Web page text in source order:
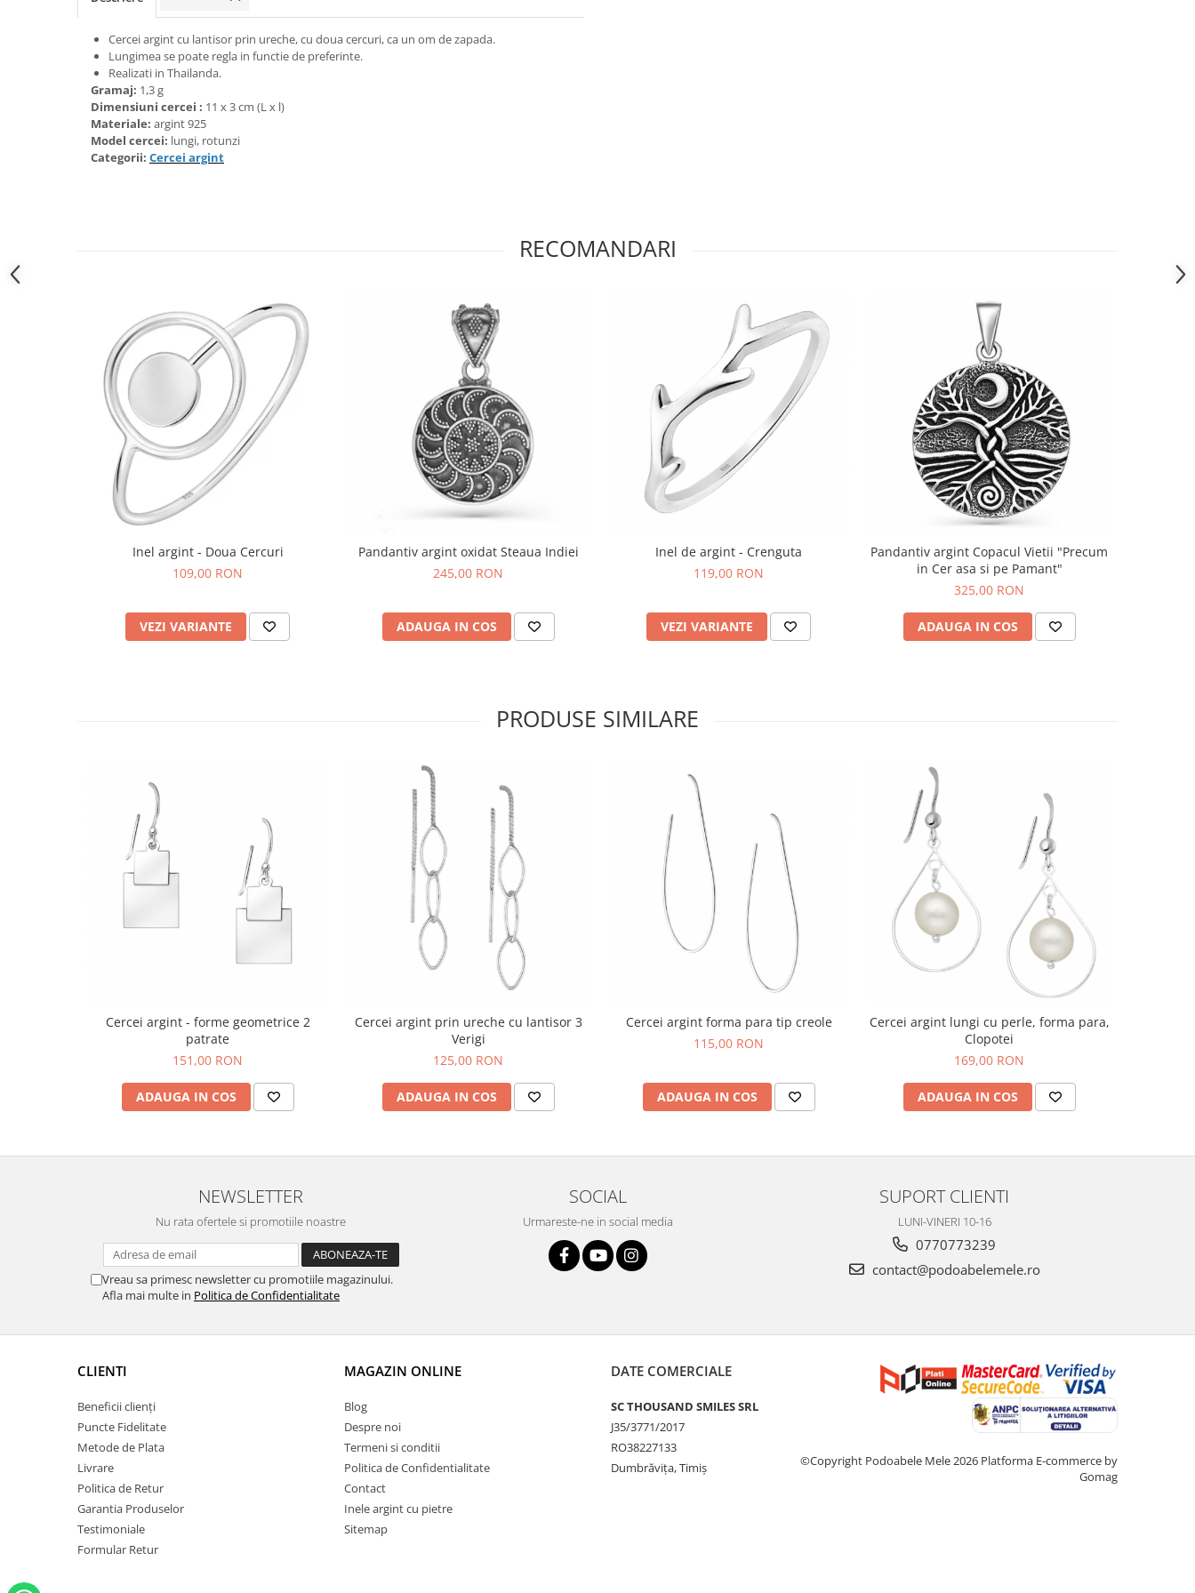
Bijuterii onix
Bijuterii peridot
Bijuterii perle
Bijuterii piatra lunii
Bijuterii piatra soarelui
Bijuterii sidef si abalone
Bijuterii tanzanit
Bijuterii turmaline
Bijuterii morganit
Cercei argint cu lantisor prin ureche, cu doua cercuri, ca un om de zapada.
Lungimea se poate regla in functie de preferinte.
Realizati in Thailanda.
Gramaj: 1,3 g
Dimensiuni cercei : 11 x 3 cm (L x l)
Materiale: argint 925
Model cercei: lungi, rotunzi
Categorii: Cercei argint
RECOMANDARI
Inel argint - Doua Cercuri
109,00 RON
VEZI VARIANTE
Pandantiv argint oxidat Steaua Indiei
245,00 RON
ADAUGA IN COS
Inel de argint - Crenguta
119,00 RON
VEZI VARIANTE
Pandantiv argint Copacul Vietii "Precum
in Cer asa si pe Pamant"
325,00 RON
ADAUGA IN COS
PRODUSE SIMILARE
Cercei argint - forme geometrice 2
patrate
151,00 RON
ADAUGA IN COS
Cercei argint prin ureche cu lantisor 3
Verigi
125,00 RON
ADAUGA IN COS
Cercei argint forma para tip creole
115,00 RON
ADAUGA IN COS
Cercei argint lungi cu perle, forma para,
Clopotei
169,00 RON
ADAUGA IN COS
NEWSLETTER
Nu rata ofertele si promotiile noastre
Vreau sa primesc newsletter cu promotiile magazinului.
Afla mai multe in Politica de Confidentialitate
SOCIAL
Urmareste-ne in social media
SUPORT CLIENTI
LUNI-VINERI 10-16
0770773239
contact@podoabelemele.ro
CLIENTI
Beneficii clienți
Puncte Fidelitate
Metode de Plata
Livrare
Politica de Retur
Garantia Produselor
Testimoniale
Formular Retur
MAGAZIN ONLINE
Blog
Despre noi
Termeni si conditii
Politica de Confidentialitate
Contact
Inele argint cu pietre
Sitemap
DATE COMERCIALE
SC THOUSAND SMILES SRL
J35/3771/2017
RO38227133
Dumbrăvița, Timiș
©Copyright Podoabele Mele 2026 Platforma E-commerce by
Gomag